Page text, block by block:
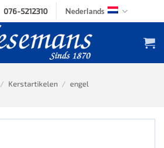
076-5212310 Nederlands
/ Kerstartikelen / engel